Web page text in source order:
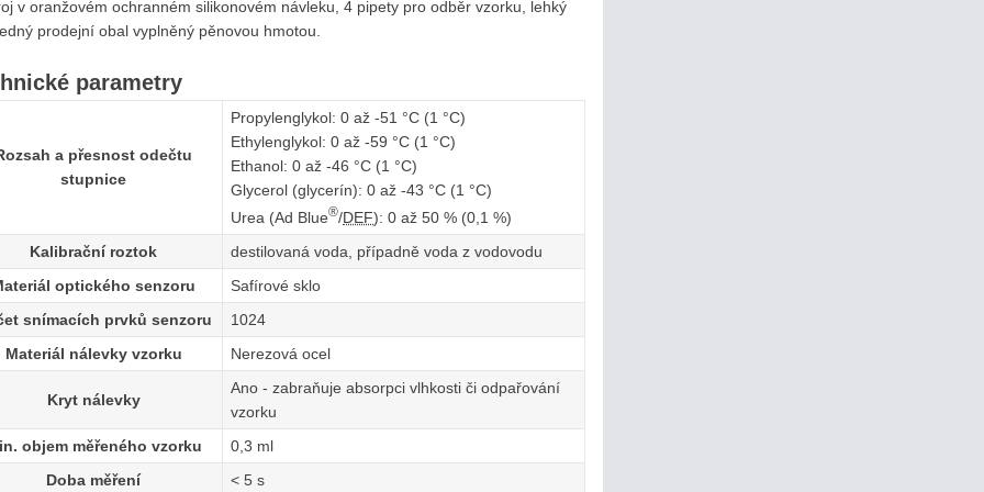
v oranžovém ochranném silikonovém návleku, 4 pipety pro odběr vzorku, lehký
prodejní obal vyplněný pěnovou hmotou.
parametry
a přesnost odečtu
stupnice
Propylenglykol: 0 až -51 °C (1 °C)
Ethylenglykol: 0 až -59 °C (1 °C)
Ethanol: 0 až -46 °C (1 °C)
Glycerol (glycerín): 0 až -43 °C (1 °C)
Urea (Ad Blue®/DEF): 0 až 50 % (0,1 %)
Kalibrační roztok
destilovaná voda, případně voda z vodovodu
optického senzoru
Safírové sklo
snímacích prvků senzoru
1024
Materiál nálevky vzorku
Nerezová ocel
Kryt nálevky
Ano - zabraňuje absorpci vlhkosti či odpařování
vzorku
objem měřeného vzorku
0,3 ml
Doba měření
< 5 s